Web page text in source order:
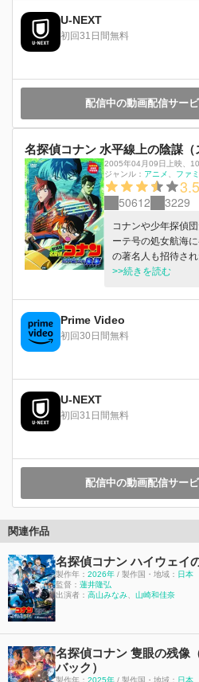
U-NEXT
初回31日間無料
配信中の動画配信サー
名探偵コナン 水平線上の陰謀（
2005年04月09日上映、
ジャンル： アニメ ファ
3.5
50612 3229
コナンや少年探偵
ーテ号の処女航海
の著名人も招待さ
まう。その裏には
込まれていく。
>>続きを読む
Prime Video
初回30日間無料
U-NEXT
初回31日間無料
配信中の動画配信サー
関連作品
名探偵コナン ハイウェイ
製作年： 2026年 / 製作国・地域： 日本
監督： 蓮井隆弘
出演者： 高山みなみ、 山崎和佳奈
名探偵コナン 隻眼の残像
バック）
製作年： 2025年 / 製作国・地域： 日本